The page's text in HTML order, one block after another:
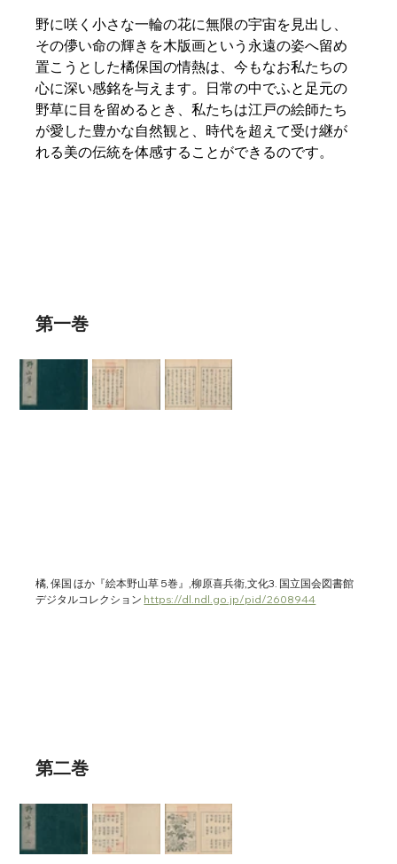
野に咲く小さな一輪の花に無限の宇宙を見出し、
その儚い命の輝きを木版画という永遠の姿へ留め
置こうとした橘保国の情熱は、今もなお私たちの
心に深い感銘を与えます。日常の中でふと足元の
野草に目を留めるとき、私たちは江戸の絵師たち
が愛した豊かな自然観と、時代を超えて受け継が
れる美の伝統を体感することができるのです。
第一巻
橘, 保国 ほか『絵本野山草 5巻』,柳原喜兵衛,文化3. 国立国会図書館
デジタルコレクション https://dl.ndl.go.jp/pid/2608944
第二巻